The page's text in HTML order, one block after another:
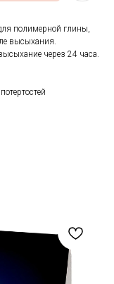
полимерной глины,
высыхания.
через 24 часа.